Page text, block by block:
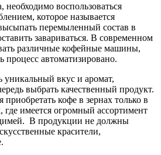
необходимо воспользоваться
которое называется
перемыленный состав в
завариваться. В современном
различные кофейные машины,
процесс автоматизировано.
вкус и аромат,
выбрать качественный продукт.
приобретать кофе в зернах только в
где имеется огромный ассортимент
В продукции не должны
красители,